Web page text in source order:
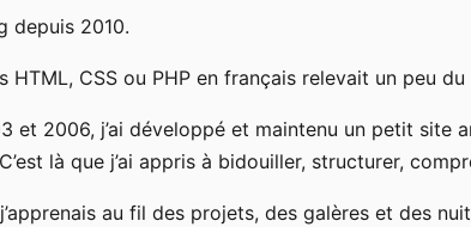
depuis 2010.
CSS ou PHP en français relevait un peu
2006, j’ai développé et maintenu un petit site
là que j’ai appris à bidouiller, structurer,
au fil des projets, des galères et des